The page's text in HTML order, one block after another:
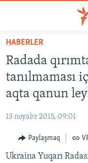
Esas
qaytmaq
Baş
navigatsiyağa
qaytmaq
Qıdıruvğa
qaytmaq
HABERLER
SİYASET
İQTİSADİYAT
MEDENİYET
İNSAN AQLARI
VİDEO
HABERLER
Radada
tanılmaması
aqta qanun
13 noyabr 2015, 09:01
Paylaşmaq
Ukraina Yuqarı